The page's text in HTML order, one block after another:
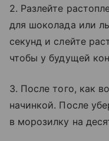
2. Разлейте
для шоколада или
секунд и слейте
чтобы у будущей
3. После того, как
начинкой. После
в морозилку на